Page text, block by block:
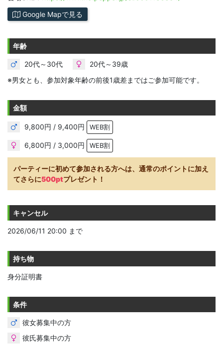
Google Mapで見る
年齢
20代～30代
20代～39歳
※男女とも、参加対象年齢の前後1歳差まではご参加可能です。
金額
9,800円 / 9,400円 WEB割
6,800円 / 3,000円 WEB割
パーティーに初めて参加される方へは、通常のポイントに加え
てさらに500ptプレゼント！
キャンセル
2026/06/11 20:00 まで
持ち物
身分証明書
条件
彼女募集中の方
彼氏募集中の方